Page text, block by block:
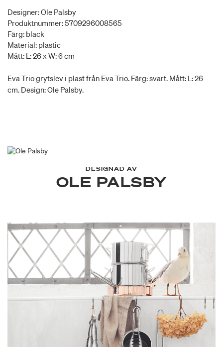
Designer: Ole Palsby
Produktnummer: 5709296008565
Färg: black
Material: plastic
Mått: L: 26 x W: 6 cm
Eva Trio grytslev i plast från Eva Trio. Färg: svart. Mått: L: 26
cm. Design: Ole Palsby.
DESIGNAD AV
OLE PALSBY